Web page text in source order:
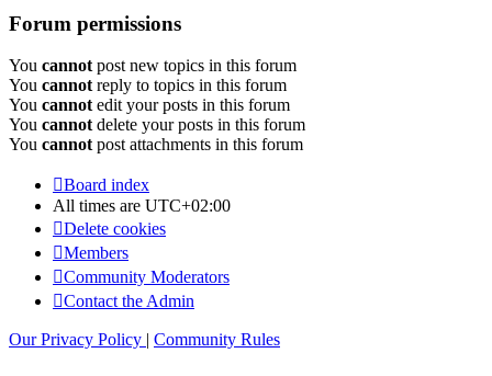
Forum permissions
You cannot post new topics in this forum
You cannot reply to topics in this forum
You cannot edit your posts in this forum
You cannot delete your posts in this forum
You cannot post attachments in this forum
Board index
All times are UTC+02:00
Delete cookies
Members
Community Moderators
Contact the Admin
Our Privacy Policy | Community Rules